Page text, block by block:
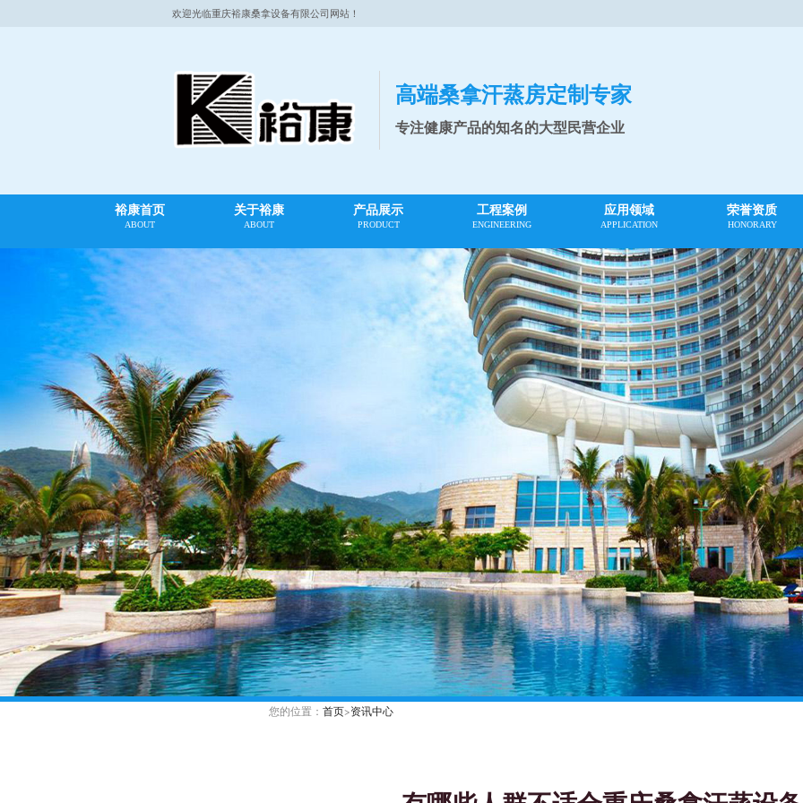
欢迎光临重庆裕康桑拿设备有限公司网站！
高端桑拿汗蒸房定制专家
专注健康产品的知名的大型民营企业
裕康首页
ABOUT
关于裕康
ABOUT
产品展示
PRODUCT
工程案例
ENGINEERING
应用领域
APPLICATION
荣誉资质
HONORARY
您的位置： 首页>资讯中心